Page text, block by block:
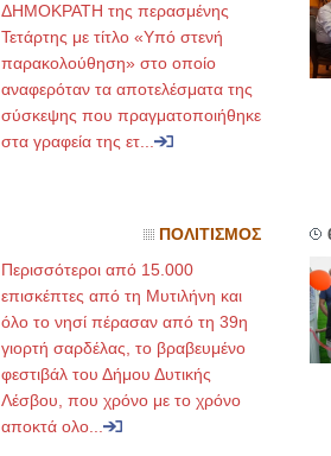
ΔΗΜΟΚΡΑΤΗ της περασμένης
Τετάρτης με τίτλο «Υπό στενή
παρακολούθηση» στο οποίο
αναφερόταν τα αποτελέσματα της
σύσκεψης που πραγματοποιήθηκε
στα γραφεία της ετ...
ΠΟΛΙΤΙΣΜΟΣ
Περισσότεροι από 15.000
επισκέπτες από τη Μυτιλήνη και
όλο το νησί πέρασαν από τη 39η
γιορτή σαρδέλας, το βραβευμένο
φεστιβάλ του Δήμου Δυτικής
Λέσβου, που χρόνο με το χρόνο
αποκτά ολο...